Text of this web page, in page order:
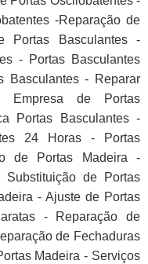
-Reparação de
Portas Basculantes -
- Portas Basculantes
Basculantes - Reparar
Empresa de Portas
Portas Basculantes -
24 Horas - Portas
de Portas Madeira -
de Portas
- Ajuste de Portas
- Reparação de
de Fechaduras
Madeira - Serviços